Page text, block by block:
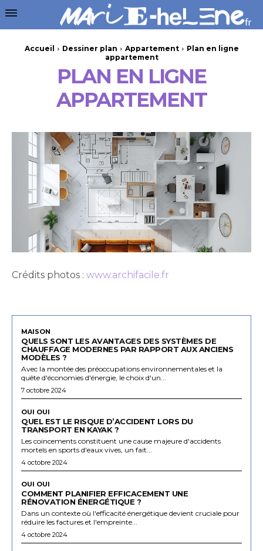
Accueil Dessiner plan Appartement
Plan en ligne
appartement
PLAN EN LIGNE
APPARTEMENT
Crédits photos : www.archifacile.fr
MAISON
QUELS SONT LES AVANTAGES DES SYSTÈMES DE
CHAUFFAGE MODERNES PAR RAPPORT AUX ANCIENS
MODÈLES ?
Avec la montée des préoccupations environnementales et la
quête d'économies d'énergie, le choix d'un...
7 octobre 2024
OUI OUI
QUEL EST LE RISQUE D’ACCIDENT LORS DU
TRANSPORT EN KAYAK ?
Les coincements constituent une cause majeure d'accidents
mortels en sports d'eaux vives, un fait...
4 octobre 2024
OUI OUI
COMMENT PLANIFIER EFFICACEMENT UNE
RÉNOVATION ÉNERGÉTIQUE ?
Dans un contexte où l'efficacité énergétique devient cruciale pour
réduire les factures et l'empreinte...
4 octobre 2024